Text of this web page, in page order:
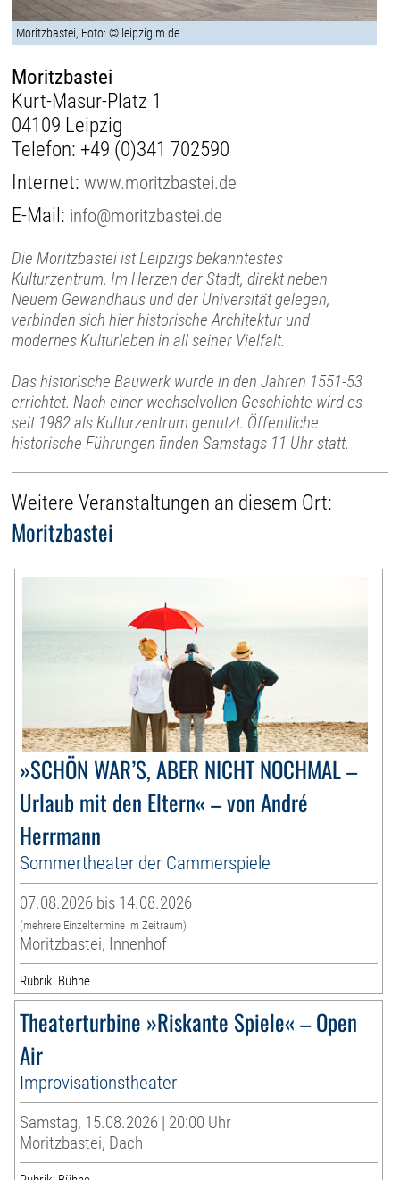
Moritzbastei, Foto: © leipzigim.de
Moritzbastei
Kurt-Masur-Platz 1
04109 Leipzig
Telefon: +49 (0)341 702590
Internet:www.moritzbastei.de
E-Mail: info@moritzbastei.de
Die Moritzbastei ist Leipzigs bekanntestes
Kulturzentrum. Im Herzen der Stadt, direkt neben
Neuem Gewandhaus und der Universität gelegen,
verbinden sich hier historische Architektur und
modernes Kulturleben in all seiner Vielfalt.
Das historische Bauwerk wurde in den Jahren 1551-53
errichtet. Nach einer wechselvollen Geschichte wird es
seit 1982 als Kulturzentrum genutzt. Öffentliche
historische Führungen finden Samstags 11 Uhr statt.
Weitere Veranstaltungen an diesem Ort:
Moritzbastei
»SCHÖN WAR’S, ABER NICHT NOCHMAL –
Urlaub mit den Eltern« – von André
Herrmann
Sommertheater der Cammerspiele
07.08.2026 bis 14.08.2026
(mehrere Einzeltermine im Zeitraum)
Moritzbastei, Innenhof
Rubrik: Bühne
Theaterturbine »Riskante Spiele« – Open
Air
Improvisationstheater
Samstag, 15.08.2026 | 20:00 Uhr
Moritzbastei, Dach